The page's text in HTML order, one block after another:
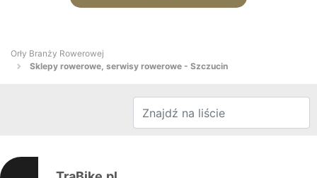
Orły Branży Rowerowej
Sklepy rowerowe, serwisy rowerowe - Szczucin